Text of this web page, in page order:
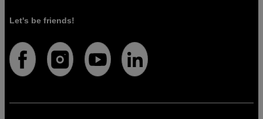
Let's be friends!